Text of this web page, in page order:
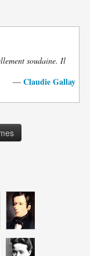
soudaine. Il
— Claudie Gallay